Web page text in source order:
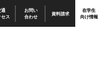
通
セス
お問い
合わせ 資料請求 在学生
向け情報